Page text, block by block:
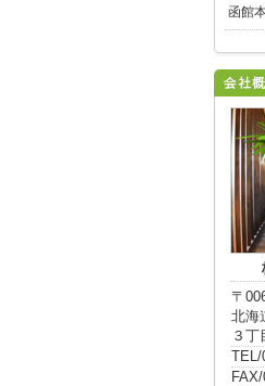
函館
〒
北海
３丁
TEL/